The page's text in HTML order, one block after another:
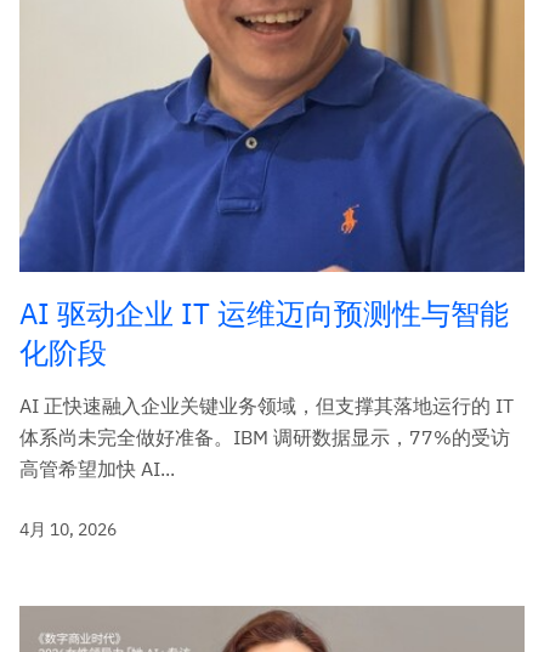
AI 驱动企业 IT 运维迈向预测性与智能
化阶段
AI 正快速融入企业关键业务领域，但支撑其落地运行的 IT
体系尚未完全做好准备。IBM 调研数据显示，77%的受访
高管希望加快 AI...
4月 10, 2026